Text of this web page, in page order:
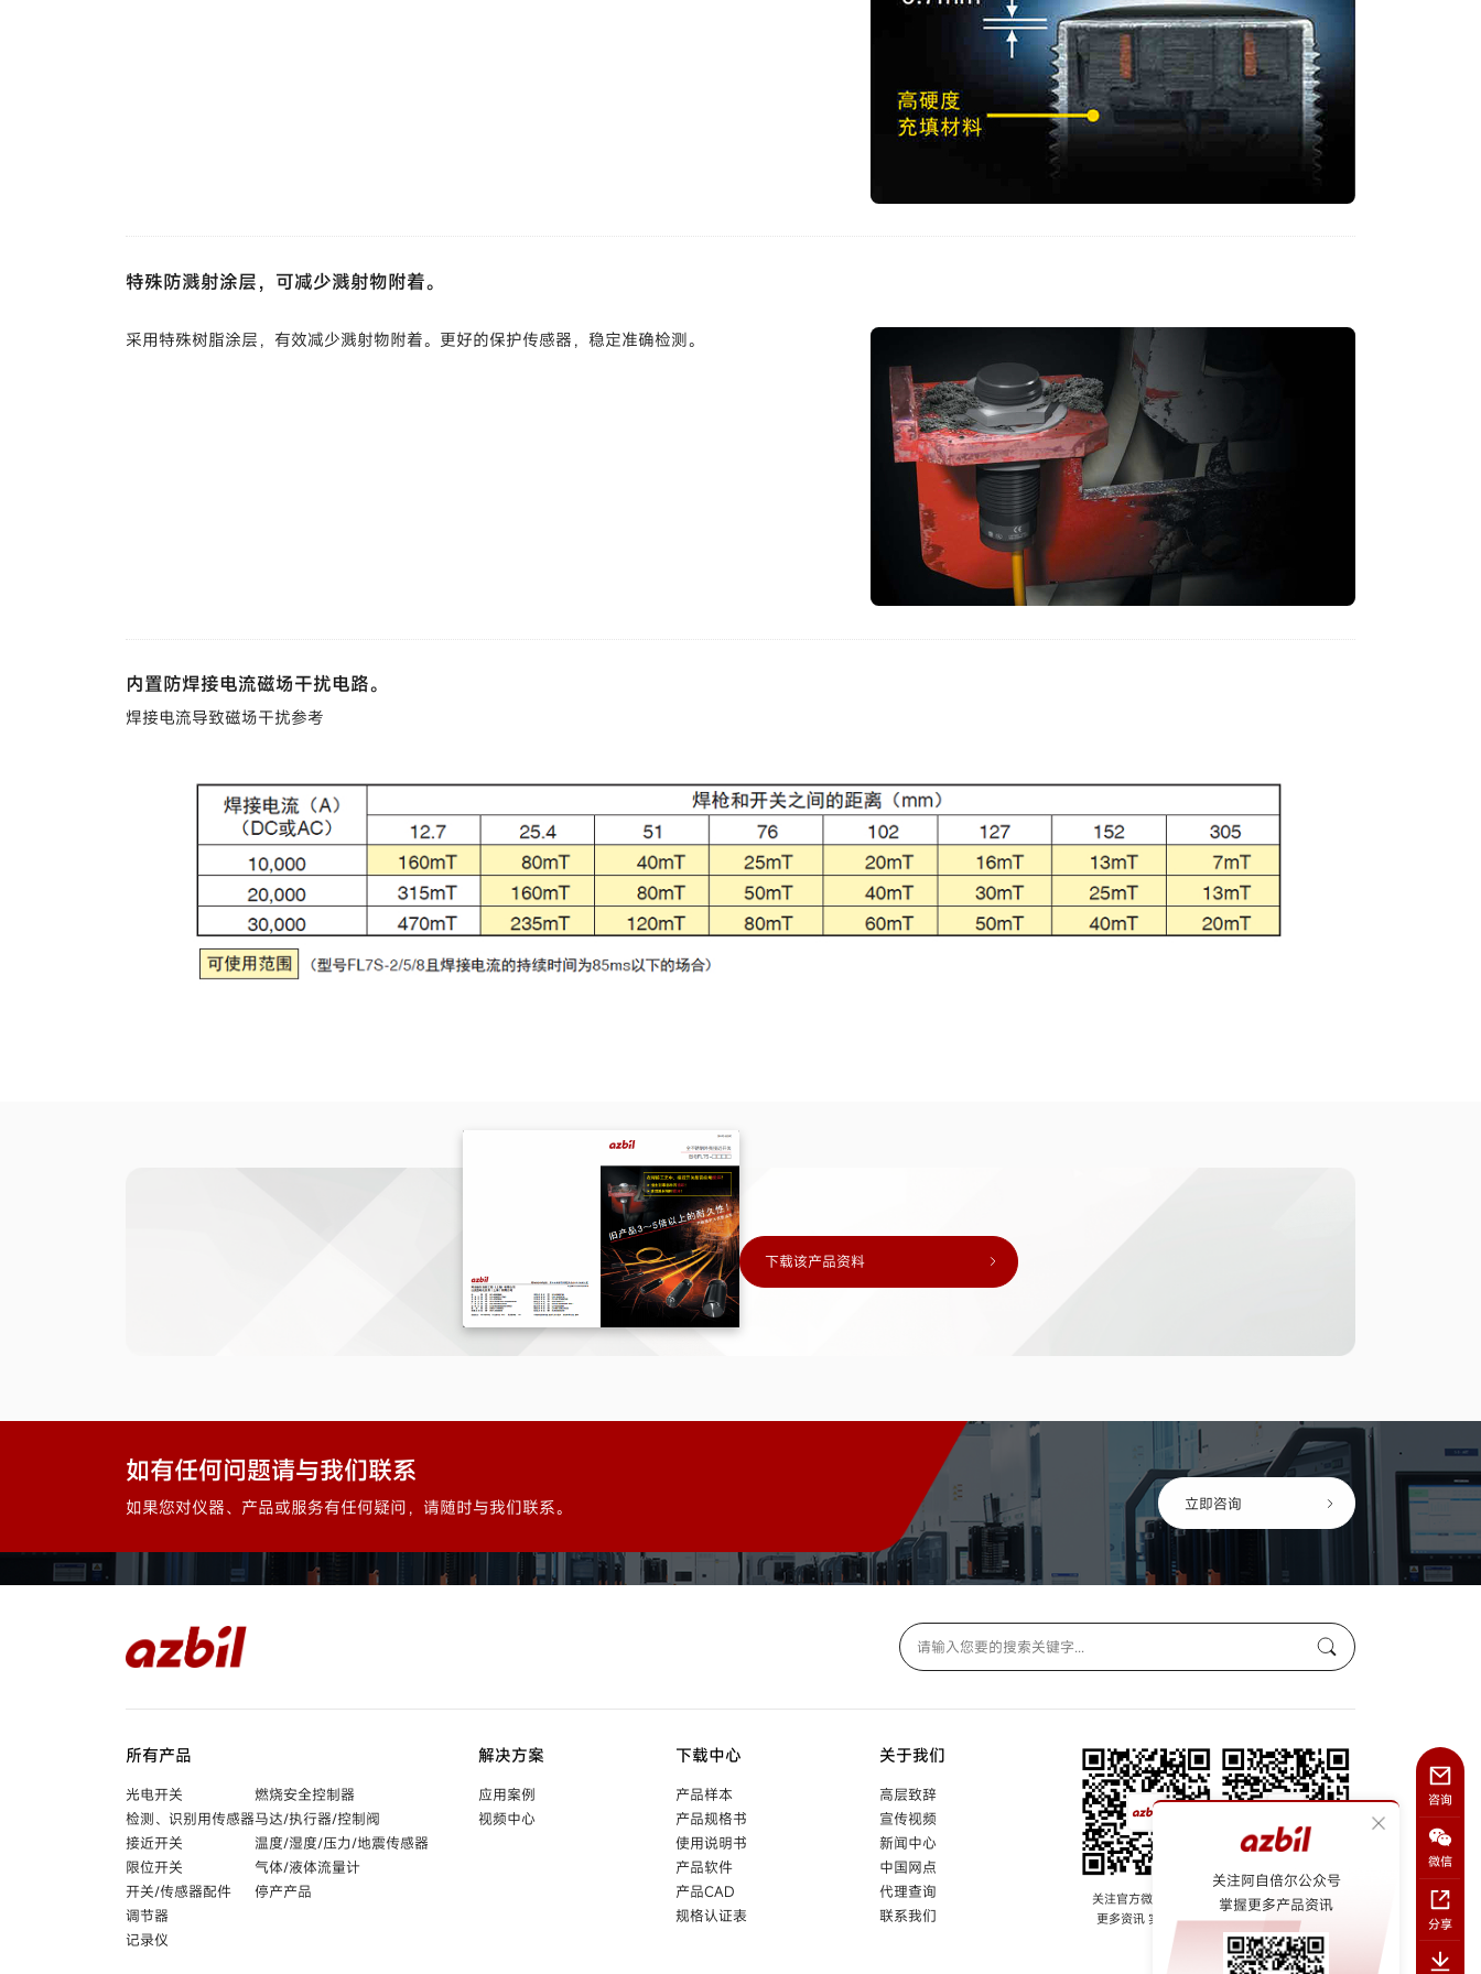
特殊防溅射涂层，可减少溅射物附着。
采用特殊树脂涂层，有效减少溅射物附着。更好的保护传感器，稳定准确检测。
内置防焊接电流磁场干扰电路。
焊接电流导致磁场干扰参考
下载该产品资料
如有任何问题请与我们联系
如果您对仪器、产品或服务有任何疑问，请随时与我们联系。 立即咨询
关注阿自倍尔公众号
掌握更多产品资讯
所有产品
光电开关
检测、识别用传感器
接近开关
限位开关
开关/传感器配件
调节器
记录仪
燃烧安全控制器
马达/执行器/控制阀
温度/湿度/压力/地震传感器
气体/液体流量计
停产产品
解决方案
应用案例
视频中心
下载中心
产品样本
产品规格书
使用说明书
产品软件
产品CAD
规格认证表
关于我们
高层致辞
宣传视频
新闻中心
中国网点
代理查询
联系我们
关注官方微信公众号
更多资讯 实时掌握
关注阿自倍尔azbil
视频号
咨询
微信
分享